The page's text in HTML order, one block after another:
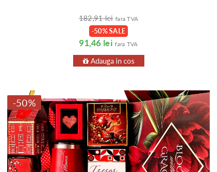
182,91 lei fara TVA
-50% SALE
91,46 lei fara TVA
Adauga in cos
-50%